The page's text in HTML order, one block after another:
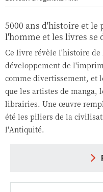
5000 ans d'histoire et
l'homme et les livres se
Ce livre révèle l'histoire de
développement de
comme divertissement, et
que les artistes de
librairies. Une œuvre
été les piliers de la
l'Antiquité.